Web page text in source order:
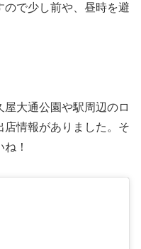
で少し前や、昼時を避
屋大通公園や駅周辺のロ
店情報がありました。そ
！